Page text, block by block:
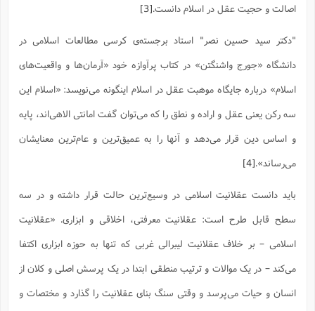
اصالت و حجیت عقل در اسلام دانست.[3]
"دکتر سید حسین نصر" استاد برجسته‌ی کرسی مطالعات اسلامی در
دانشگاه «جورج واشنگتن» در کتاب پرآوازه خود «آرمان‌ها و واقعیت‌های
اسلام» درباره جایگاه موهبت عقل در اسلام اینگونه می‌نویسد: «اسلام این
سه رکن یعنی عقل و اراده و نطق را که می‌توان گفت امانتی الاهی‌اند، پایه
و اساس دین قرار می‌دهد و آنها را به عمیق‌ترین و عام‌ترین معنایشان
می‌رساند».[4]
باید دانست عقلانیت اسلامی در وسیع‌ترین حالت قرار داشته و در سه
سطح قابل طرح است: عقلانیت معرفتی، اخلاقی و ابزاری. «عقلانیت
اسلامی – بر خلاف عقلانیت لیبرالی غربی که تنها به حوزه ابزاری اکتفا
می‌کند – در یک موالات و ترتیب منطقی ابتدا در یک پرسش اصلی و کلان از
انسان و حیات می‌پرسد و وقتی سنگ بنای عقلانیت را گذارد و مختصات و